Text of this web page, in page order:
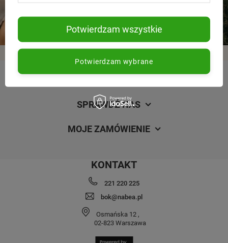
subskrybentów
premierą
chwili
SPRAWDŹ NAS
MOJE ZAMÓWIENIE
KONTAKT
221 220 225
bok@nabea.pl
Osmańska 12 ,
02-823 Warszawa
Potwierdzam wybrane
Potwierdzam wszystkie